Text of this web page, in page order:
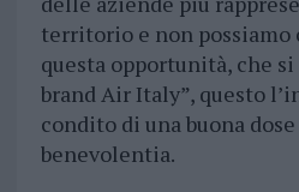
territorio e non possiamo
questa opportunità, che
brand Air Italy”, questo
condito di una buona
benevolentia.